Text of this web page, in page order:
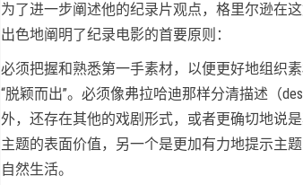
为了进一步阐述他的纪录片观点，格里尔逊在
出色地阐明了纪录电影的首要原则：
必须把握和熟悉第一手素材，以便更好地组织
“脱颖而出”。必须像弗拉哈迪那样分清描述（
外，还存在其他的戏剧形式，或者更确切地说
主题的表面价值，另一个是更加有力地提示主
自然生活。